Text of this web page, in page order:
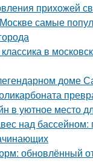
прихожей
самые
в
доме
в уютное место
над
обновлённый